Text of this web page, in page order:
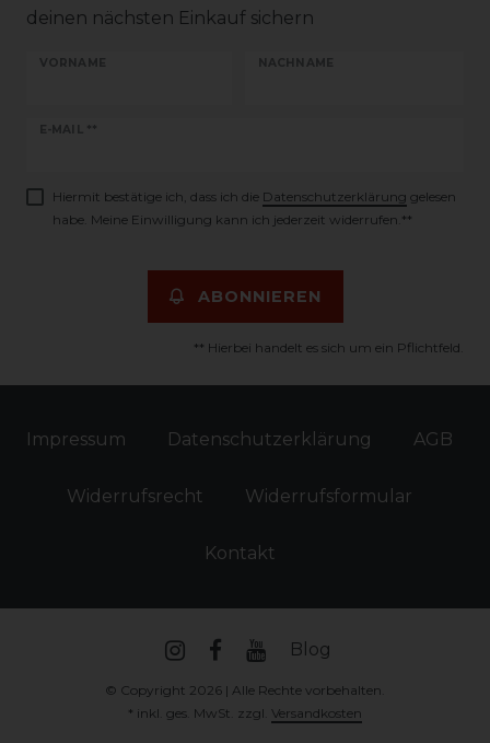
deinen nächsten Einkauf sichern
VORNAME NACHNAME
E-MAIL **
Newsletter
Hiermit bestätige ich, dass ich die Daten­schutz­erklärung gelesen
habe. Meine Einwilligung kann ich jederzeit widerrufen.**
ABONNIEREN
** Hierbei handelt es sich um ein Pflichtfeld.
Impressum Daten­schutz­erklärung AGB
Widerrufs­recht Widerrufs­formular
Kontakt
Blog
© Copyright 2026 | Alle Rechte vorbehalten.
* inkl. ges. MwSt. zzgl. Versandkosten